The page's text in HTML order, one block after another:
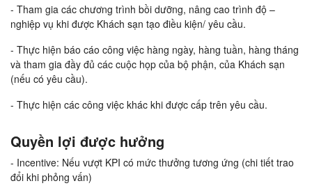
- Tham gia các chương trình bồi dưỡng, nâng cao trình độ –
nghiệp vụ khi được Khách sạn tạo điều kiện/ yêu cầu.
- Thực hiện báo cáo công việc hàng ngày, hàng tuần, hàng tháng
và tham gia đầy đủ các cuộc họp của bộ phận, của Khách sạn
(nếu có yêu cầu).
- Thực hiện các công việc khác khi được cấp trên yêu cầu.
Quyền lợi được hưởng
- Incentive: Nếu vượt KPI có mức thưởng tương ứng (chi tiết trao
đổi khi phỏng vấn)